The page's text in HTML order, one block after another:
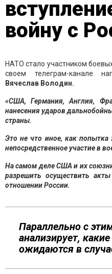
войну с
НАТО стало участником
своем телеграм-канале
Вячеслав Володин.
«США, Германия, Англия,
нанесения ударов
страны.
Это не что иное, как
непосредственное участие в
На самом деле США и их
разрешить осуществить
отношении России.
Параллельно с
анализирует,
ожидаются в